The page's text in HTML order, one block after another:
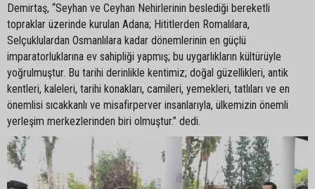
Demirtaş, “Seyhan ve Ceyhan Nehirlerinin beslediği bereketli
topraklar üzerinde kurulan Adana; Hititlerden Romalılara,
Selçuklulardan Osmanlılara kadar dönemlerinin en güçlü
imparatorluklarına ev sahipliği yapmış; bu uygarlıkların kültürüyle
yoğrulmuştur. Bu tarihi derinlikle kentimiz; doğal güzellikleri, antik
kentleri, kaleleri, tarihi konakları, camileri, yemekleri, tatlıları ve en
önemlisi sıcakkanlı ve misafirperver insanlarıyla, ülkemizin önemli
yerleşim merkezlerinden biri olmuştur.” dedi.